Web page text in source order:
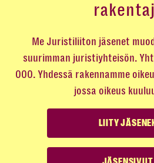
Me Juristiliiton jäsenet
suurimman juristiyhteisön.
000. Yhdessä rakennamme
jossa oikeus
LIITY